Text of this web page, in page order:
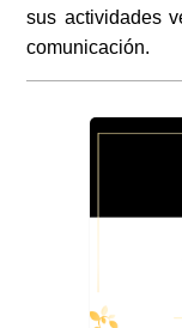
sus actividades
comunicación.